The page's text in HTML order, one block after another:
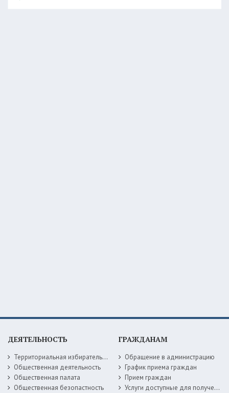
ДЕЯТЕЛЬНОСТЬ
Территориальная избирательная комиссия
Общественная деятельность
Общественная палата
Общественная безопастность
ГРАЖДАНАМ
Обращение в администрацию
График приема граждан
Прием граждан
Услуги доступные для получения в электронной форме